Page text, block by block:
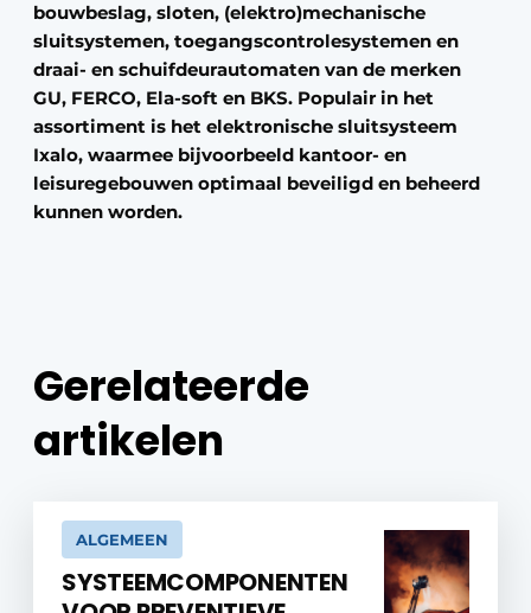
bouwbeslag, sloten, (elektro)mechanische
sluitsystemen, toegangscontrolesystemen en
draai- en schuifdeurautomaten van de merken
GU, FERCO, Ela-soft en BKS. Populair in het
assortiment is het elektronische sluitsysteem
Ixalo, waarmee bijvoorbeeld kantoor- en
leisuregebouwen optimaal beveiligd en beheerd
kunnen worden.
Gerelateerde
artikelen
ALGEMEEN
SYSTEEMCOMPONENTEN